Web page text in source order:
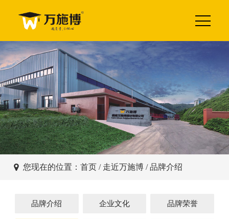
您现在的位置： 首页/ 走近万施博 / 品牌介绍
品牌介绍 企业文化 品牌荣誉